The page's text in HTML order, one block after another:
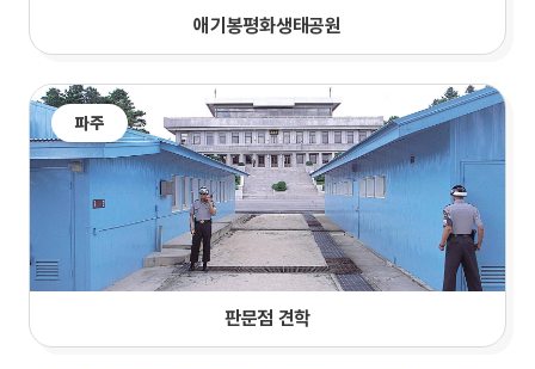
애기봉평화생태공원
파주
판문점 견학